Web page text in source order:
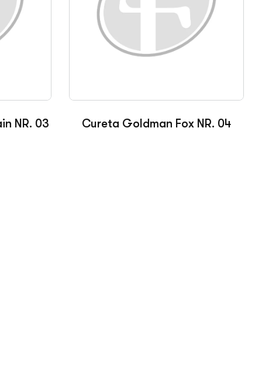
NR. 03 Cureta Goldman Fox NR. 04